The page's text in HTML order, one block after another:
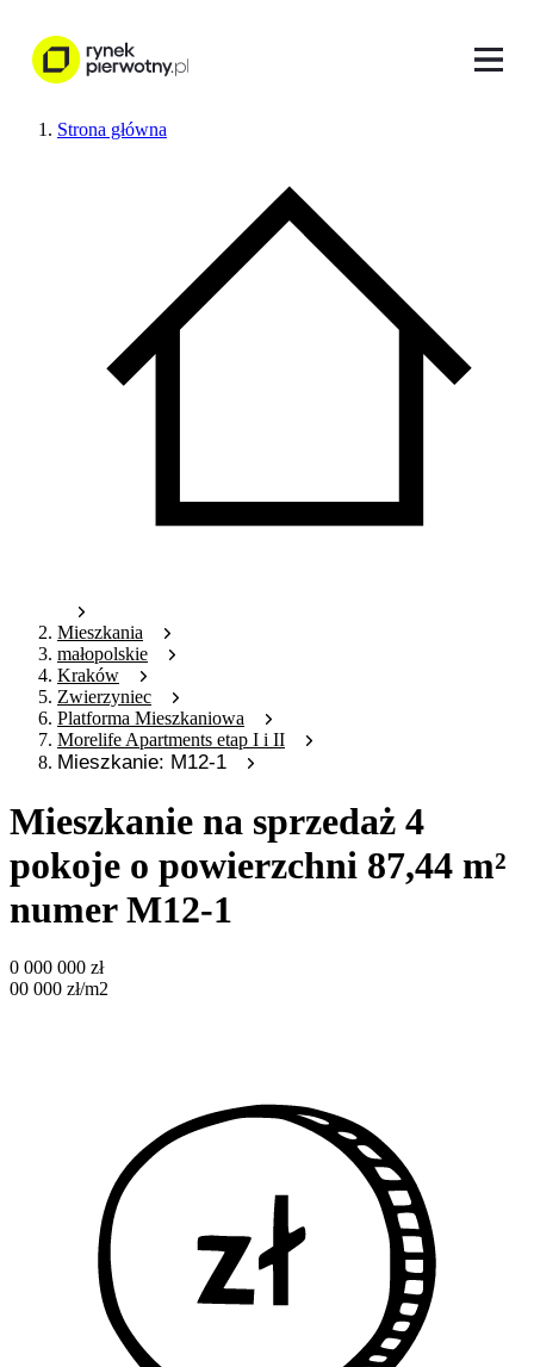
Strona główna
Mieszkania
małopolskie
Kraków
Zwierzyniec
Platforma Mieszkaniowa
Morelife Apartments etap I i II
Mieszkanie: M12-1
Mieszkanie na sprzedaż 4
pokoje o powierzchni 87,44 m²
numer M12-1
0 000 000 zł
00 000 zł/m2